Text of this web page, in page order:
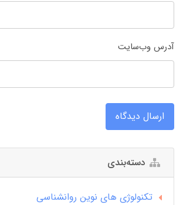
آدرس وب‌سایت
ارسال دیدگاه
دسته‌بندی
تکنولوژی های نوین روانشناسی